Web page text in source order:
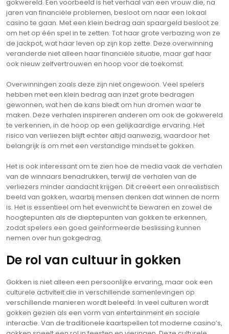
gokwereld. Een voorbeeld is het verhaal van een vrouw die, na
jaren van financiële problemen, besloot om naar een lokaal
casino te gaan. Met een klein bedrag aan spaargeld besloot ze
om het op één spel in te zetten. Tot haar grote verbazing won ze
de jackpot, wat haar leven op zijn kop zette. Deze overwinning
veranderde niet alleen haar financiële situatie, maar gaf haar
ook nieuw zelfvertrouwen en hoop voor de toekomst.
Overwinningen zoals deze zijn niet ongewoon. Veel spelers
hebben met een klein bedrag aan inzet grote bedragen
gewonnen, wat hen de kans biedt om hun dromen waar te
maken. Deze verhalen inspireren anderen om ook de gokwereld
te verkennen, in de hoop op een gelijkaardige ervaring. Het
risico van verliezen blijft echter altijd aanwezig, waardoor het
belangrijk is om met een verstandige mindset te gokken.
Het is ook interessant om te zien hoe de media vaak de verhalen
van de winnaars benadrukken, terwijl de verhalen van de
verliezers minder aandacht krijgen. Dit creëert een onrealistisch
beeld van gokken, waarbij mensen denken dat winnen de norm
is. Het is essentieel om het evenwicht te bewaren en zowel de
hoogtepunten als de dieptepunten van gokken te erkennen,
zodat spelers een goed geïnformeerde beslissing kunnen
nemen over hun gokgedrag.
De rol van cultuur in gokken
Gokken is niet alleen een persoonlijke ervaring, maar ook een
culturele activiteit die in verschillende samenlevingen op
verschillende manieren wordt beleefd. In veel culturen wordt
gokken gezien als een vorm van entertainment en sociale
interactie. Van de traditionele kaartspellen tot moderne casino’s,